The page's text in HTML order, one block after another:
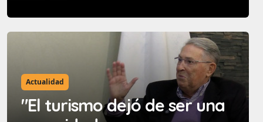
Actualidad
"El turismo dejó de ser una